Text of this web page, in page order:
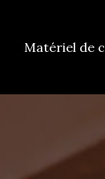
Matériel de